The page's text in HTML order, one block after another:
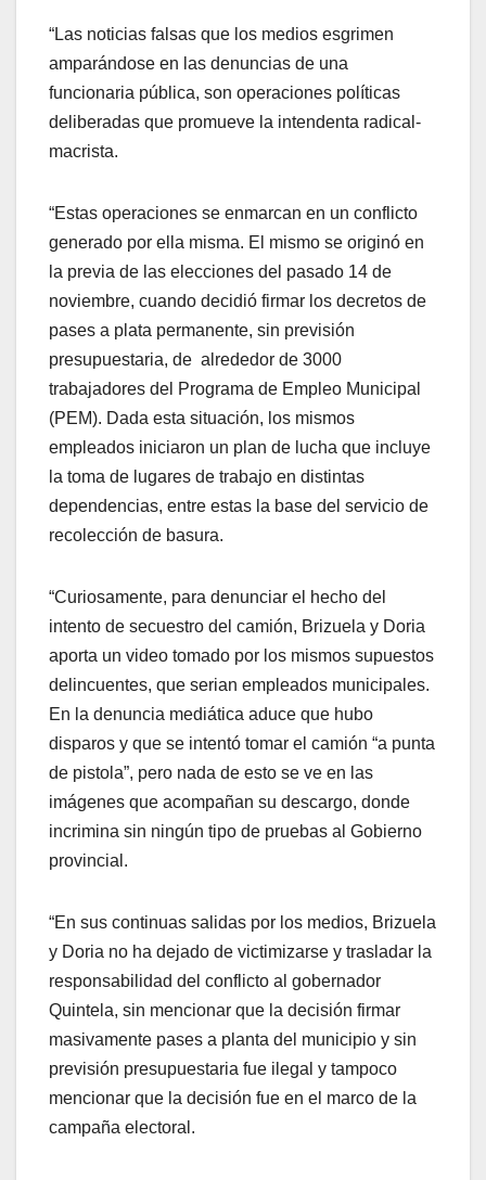
“Las noticias falsas que los medios esgrimen
amparándose en las denuncias de una
funcionaria pública, son operaciones políticas
deliberadas que promueve la intendenta radical-
macrista.
“Estas operaciones se enmarcan en un conflicto
generado por ella misma. El mismo se originó en
la previa de las elecciones del pasado 14 de
noviembre, cuando decidió firmar los decretos de
pases a plata permanente, sin previsión
presupuestaria, de alrededor de 3000
trabajadores del Programa de Empleo Municipal
(PEM). Dada esta situación, los mismos
empleados iniciaron un plan de lucha que incluye
la toma de lugares de trabajo en distintas
dependencias, entre estas la base del servicio de
recolección de basura.
“Curiosamente, para denunciar el hecho del
intento de secuestro del camión, Brizuela y Doria
aporta un video tomado por los mismos supuestos
delincuentes, que serian empleados municipales.
En la denuncia mediática aduce que hubo
disparos y que se intentó tomar el camión “a punta
de pistola”, pero nada de esto se ve en las
imágenes que acompañan su descargo, donde
incrimina sin ningún tipo de pruebas al Gobierno
provincial.
“En sus continuas salidas por los medios, Brizuela
y Doria no ha dejado de victimizarse y trasladar la
responsabilidad del conflicto al gobernador
Quintela, sin mencionar que la decisión firmar
masivamente pases a planta del municipio y sin
previsión presupuestaria fue ilegal y tampoco
mencionar que la decisión fue en el marco de la
campaña electoral.